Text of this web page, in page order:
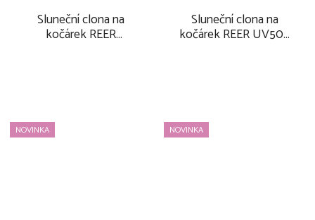
Sluneční clona na
kočárek REER
Sluneční clona na
kočárek REER UV50+
NOVINKA NOVINKA